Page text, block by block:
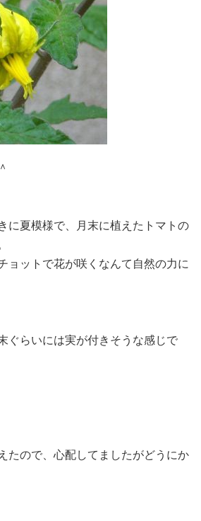
に夏模様で、月末に植えたトマトの
ョットで花が咲くなんて自然の力に
ぐらいには実が付きそうな感じで
たので、心配してましたがどうにか